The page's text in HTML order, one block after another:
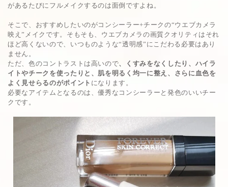
があるたびにフルメイクするのは面倒ですよね。
そこで、おすすめしたいのがコンシーラー+チークの“ウエブカメラ
映え”メイクです。そもそも、ウエブカメラの画質クオリティはそれ
ほど高くないので、いつものような“透明感”にこだわる必要はあり
ません。
ただ、色のコントラストは高いので、くすみをなくしたり、ハイラ
イトやチークを使ったりと、肌を明るく均一に整え、さらに血色を
よく見せらるのがポイント になります。
必要なアイテムとなるのは、優秀なコンシーラーと発色のいいチー
クです。